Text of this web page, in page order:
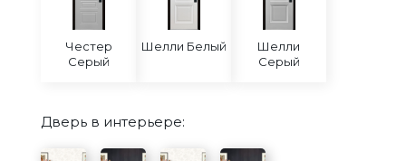
Честер
Серый
Шелли Белый
Шелли
Серый
Дверь в интерьере: